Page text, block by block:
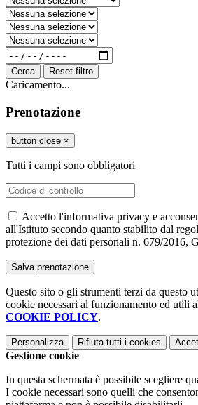
Cerca Reset filtro
Caricamento...
Prenotazione
button close ×
Tutti i campi sono obbligatori
Accetto l'informativa privacy e
all'Istituto secondo quanto stabilito dal
protezione dei dati personali n. 679/2016,
Questo sito o gli strumenti terzi da questo
cookie necessari al funzionamento ed utili
COOKIE POLICY.
Personalizza Rifiuta tutti i cookies
Gestione cookie
In questa schermata è possibile scegliere
I cookie necessari sono quelli che